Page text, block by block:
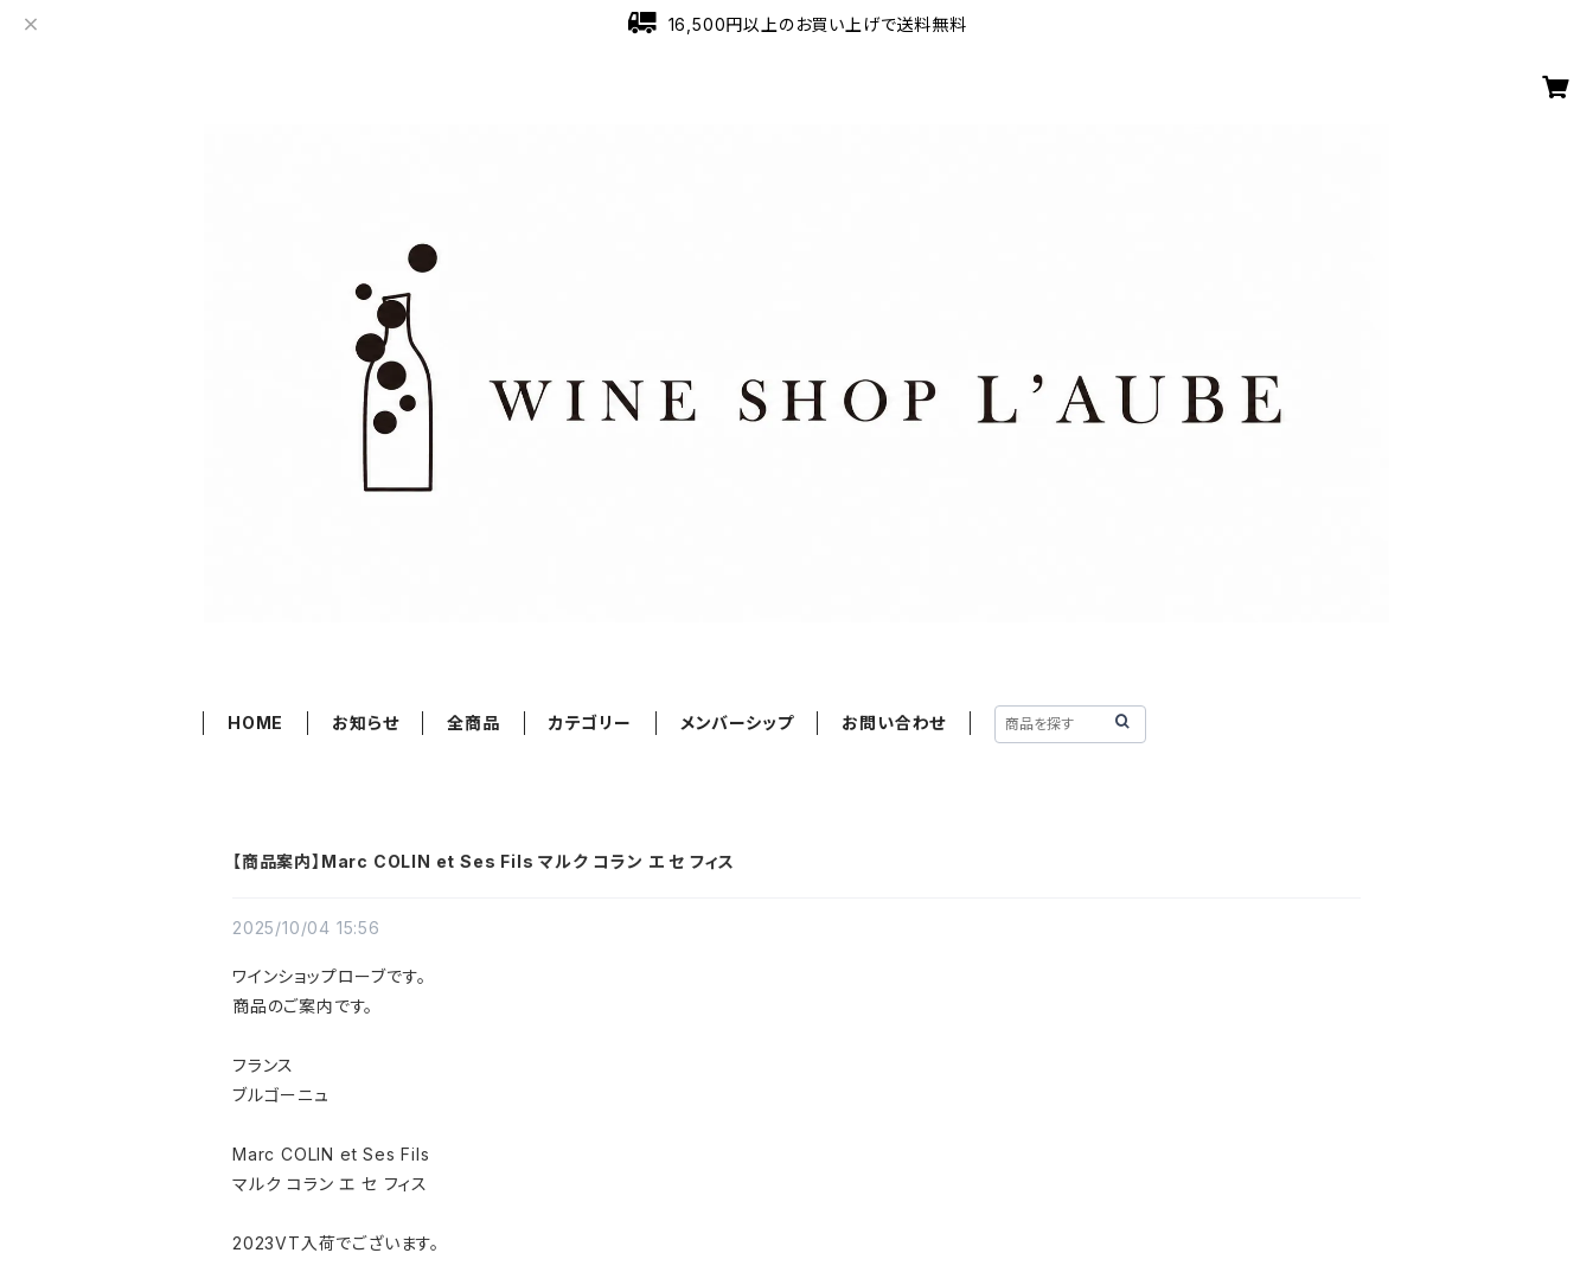
16,500円以上のお買い上げで送料無料
HOME お知らせ 全商品 カテゴリー メンバーシップ お問い合わせ
【商品案内】Marc COLIN et Ses Fils マルク コラン エ セ フィス
2025/10/04 15:56
ワインショップローブです。
商品のご案内です。
フランス
ブルゴーニュ
Marc COLIN et Ses Fils
マルク コラン エ セ フィス
2023VT入荷でございます。